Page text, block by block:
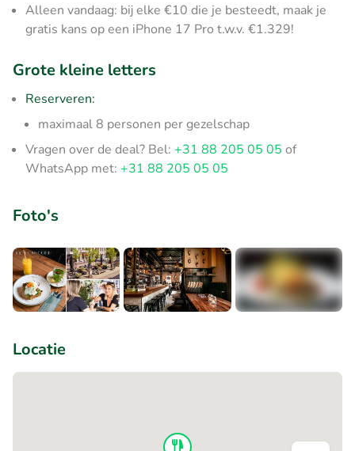
Alleen vandaag: bij elke €10 die je besteedt, maak je
gratis kans op een iPhone 17 Pro t.w.v. €1.329!
Grote kleine letters
Reserveren:
maximaal 8 personen per gezelschap
Vragen over de deal? Bel: +31 88 205 05 05 of
WhatsApp met: +31 88 205 05 05
Foto's
Locatie